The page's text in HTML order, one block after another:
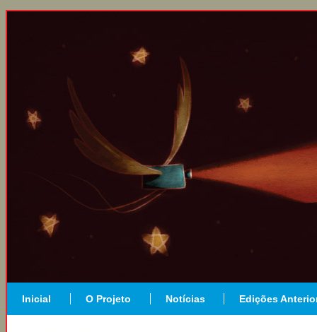
Inicial O Projeto Notícias Edições